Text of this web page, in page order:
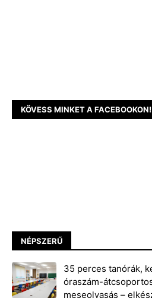
KÖVESS MINKET A FACEBOOKON!
NÉPSZERŰ
35 perces tanórák,
óraszám-
meseolvasás –